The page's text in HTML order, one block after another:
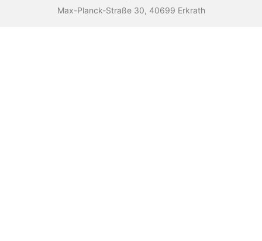
Max-Planck-Straße 30, 40699 Erkrath